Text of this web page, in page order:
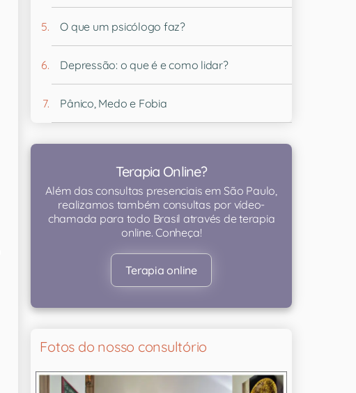
O que um psicólogo faz?
Depressão: o que é e como lidar?
Pânico, Medo e Fobia
Terapia Online?
Além das consultas presenciais em São Paulo,
realizamos também consultas por vídeo-
chamada para todo Brasil através de terapia
online. Conheça!
Terapia online
Fotos do nosso consultório